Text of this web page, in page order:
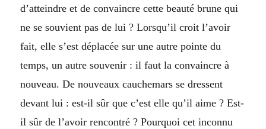
d’atteindre et de convaincre cette beauté brune qui
ne se souvient pas de lui ? Lorsqu’il croit l’avoir
fait, elle s’est déplacée sur une autre pointe du
temps, un autre souvenir : il faut la convaincre à
nouveau. De nouveaux cauchemars se dressent
devant lui : est-il sûr que c’est elle qu’il aime ? Est-
il sûr de l’avoir rencontré ?Pourquoi cet inconnu